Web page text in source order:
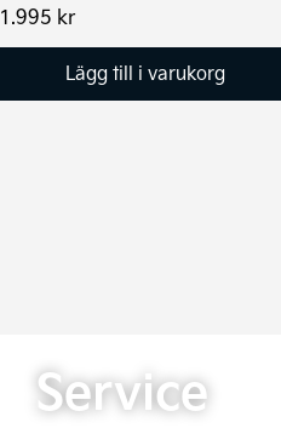
1.995 kr
Lägg till i varukorg
Service